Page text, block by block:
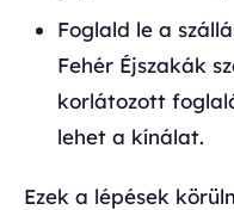
Foglald le a
Fehér Éjszakák
korlátozott
lehet a kínálat.
Ezek a lépések